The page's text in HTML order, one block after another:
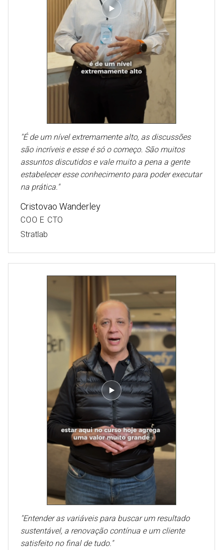
"É de um nível extremamente alto, as discussões
são incríveis e esse é só o começo. São muitos
assuntos discutidos e vale muito a pena a gente
estabelecer esse conhecimento para poder executar
na prática. "
Cristovao Wanderley
COO E CTO
Stratlab
"Entender as variáveis para buscar um resultado
sustentável, a renovação contínua e um cliente
satisfeito no final de tudo."